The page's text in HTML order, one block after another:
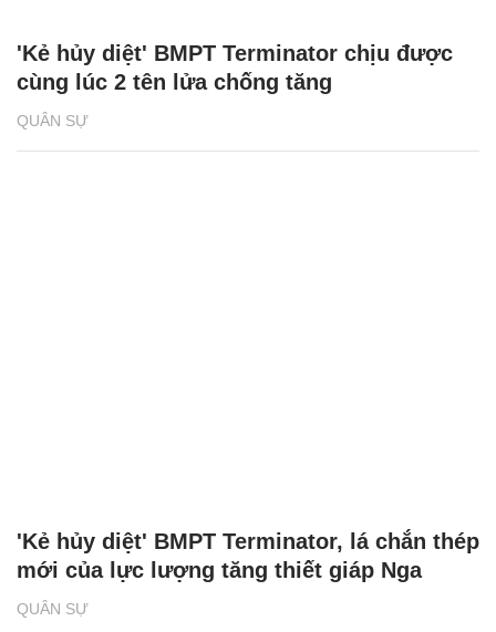
QUÂN SỰ
'Kẻ hủy diệt' BMPT Terminator chịu được
cùng lúc 2 tên lửa chống tăng
QUÂN SỰ
'Kẻ hủy diệt' BMPT Terminator, lá chắn thép
mới của lực lượng tăng thiết giáp Nga